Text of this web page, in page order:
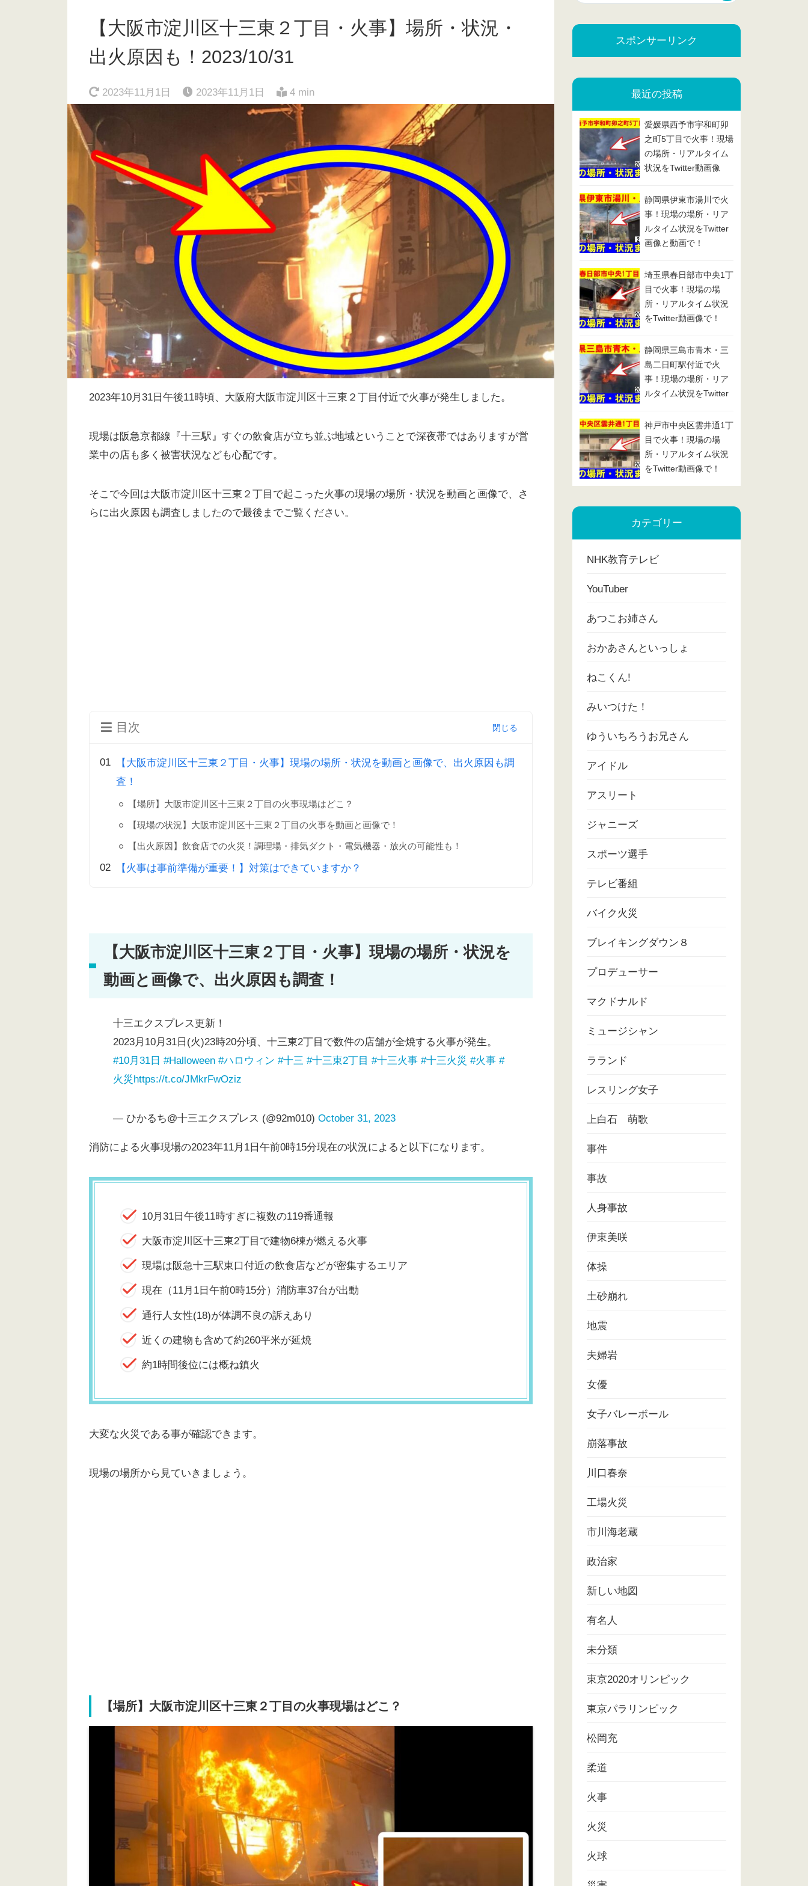
【大阪市淀川区十三東２丁目・火事】場所・状況・
出火原因も！2023/10/31
2023年11月1日 2023年11月1日 4 min
2023年10月31日午後11時頃、大阪府大阪市淀川区十三東２丁目付近で火事が発生しました。
現場は阪急京都線『十三駅』すぐの飲食店が立ち並ぶ地域ということで深夜帯ではありますが営
業中の店も多く被害状況なども心配です。
そこで今回は大阪市淀川区十三東２丁目で起こった火事の現場の場所・状況を動画と画像で、さ
らに出火原因も調査しましたので最後までご覧ください。
目次
【大阪市淀川区十三東２丁目・火事】現場の場所・状況を動画と画像で、出火原因も調
査！
【場所】大阪市淀川区十三東２丁目の火事現場はどこ？
【現場の状況】大阪市淀川区十三東２丁目の火事を動画と画像で！
【出火原因】飲食店での火災！調理場・排気ダクト・電気機器・放火の可能性も！
【火事は事前準備が重要！】対策はできていますか？
【大阪市淀川区十三東２丁目・火事】現場の場所・状況を
動画と画像で、出火原因も調査！
十三エクスプレス更新！
2023月10月31日(火)23時20分頃、十三東2丁目で数件の店舗が全焼する火事が発生。
#10月31日 #Halloween #ハロウィン #十三 #十三東2丁目 #十三火事 #十三火災 #火事 #
火災 https://t.co/JMkrFwOziz
— ひかるち@十三エクスプレス (@92m010) October 31, 2023
消防による火事現場の2023年11月1日午前0時15分現在の状況によると以下になります。
10月31日午後11時すぎに複数の119番通報
大阪市淀川区十三東2丁目で建物6棟が燃える火事
現場は阪急十三駅東口付近の飲食店などが密集するエリア
現在（11月1日午前0時15分）消防車37台が出動
通行人女性(18)が体調不良の訴えあり
近くの建物も含めて約260平米が延焼
約1時間後位には概ね鎮火
大変な火災である事が確認できます。
現場の場所から見ていきましょう。
【場所】大阪市淀川区十三東２丁目の火事現場はどこ？
スポンサーリンク
最近の投稿
愛媛県西予市宇和町卯
之町5丁目で火事！現場
の場所・リアルタイム
状況をTwitter動画像
静岡県伊東市湯川で火
事！現場の場所・リア
ルタイム状況をTwitter
画像と動画で！
埼玉県春日部市中央1丁
目で火事！現場の場
所・リアルタイム状況
をTwitter動画像で！
静岡県三島市青木・三
島二日町駅付近で火
事！現場の場所・リア
ルタイム状況をTwitter
神戸市中央区雲井通1丁
目で火事！現場の場
所・リアルタイム状況
をTwitter動画像で！
カテゴリー
NHK教育テレビ
YouTuber
あつこお姉さん
おかあさんといっしょ
ねこくん!
みいつけた！
ゆういちろうお兄さん
アイドル
アスリート
ジャニーズ
スポーツ選手
テレビ番組
バイク火災
ブレイキングダウン８
プロデューサー
マクドナルド
ミュージシャン
ラランド
レスリング女子
上白石 萌歌
事件
事故
人身事故
伊東美咲
体操
土砂崩れ
地震
夫婦岩
女優
女子バレーボール
崩落事故
川口春奈
工場火災
市川海老蔵
政治家
新しい地図
有名人
未分類
東京2020オリンピック
東京パラリンピック
松岡充
柔道
火事
火災
火球